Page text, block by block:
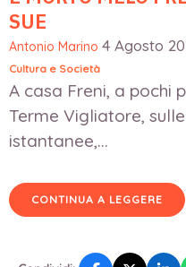
SUE
Antonio Marino 4 Agosto
Cultura e Società
A casa Freni, a pochi
Terme Vigliatore,
istantanee,...
CONTINUA A LEGGERE